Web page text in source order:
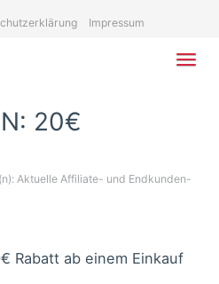
Impressum
20€
Aktuelle Affiliate- und Endkunden-
Rabatt ab einem Einkauf